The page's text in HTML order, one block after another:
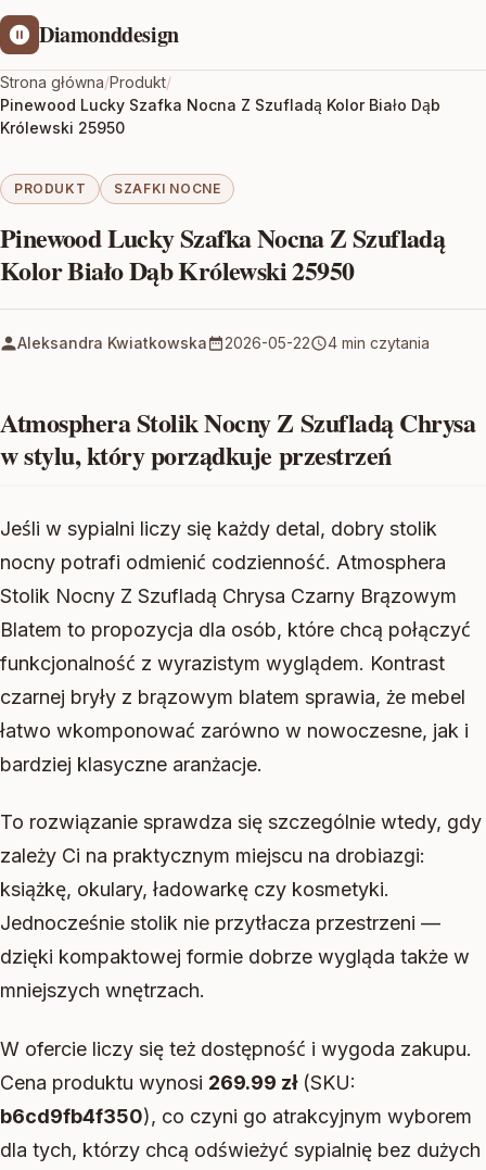
Diamonddesign
Strona główna/Produkt/
Pinewood Lucky Szafka Nocna Z Szufladą Kolor Biało Dąb
Królewski 25950
PRODUKT SZAFKI NOCNE
Pinewood Lucky Szafka Nocna Z Szufladą
Kolor Biało Dąb Królewski 25950
Aleksandra Kwiatkowska 2026-05-22 4 min czytania
Atmosphera Stolik Nocny Z Szufladą Chrysa
w stylu, który porządkuje przestrzeń
Jeśli w sypialni liczy się każdy detal, dobry stolik
nocny potrafi odmienić codzienność. Atmosphera
Stolik Nocny Z Szufladą Chrysa Czarny Brązowym
Blatem to propozycja dla osób, które chcą połączyć
funkcjonalność z wyrazistym wyglądem. Kontrast
czarnej bryły z brązowym blatem sprawia, że mebel
łatwo wkomponować zarówno w nowoczesne, jak i
bardziej klasyczne aranżacje.
To rozwiązanie sprawdza się szczególnie wtedy, gdy
zależy Ci na praktycznym miejscu na drobiazgi:
książkę, okulary, ładowarkę czy kosmetyki.
Jednocześnie stolik nie przytłacza przestrzeni —
dzięki kompaktowej formie dobrze wygląda także w
mniejszych wnętrzach.
W ofercie liczy się też dostępność i wygoda zakupu.
Cena produktu wynosi 269.99 zł(SKU:
b6cd9fb4f350), co czyni go atrakcyjnym wyborem
dla tych, którzy chcą odświeżyć sypialnię bez dużych